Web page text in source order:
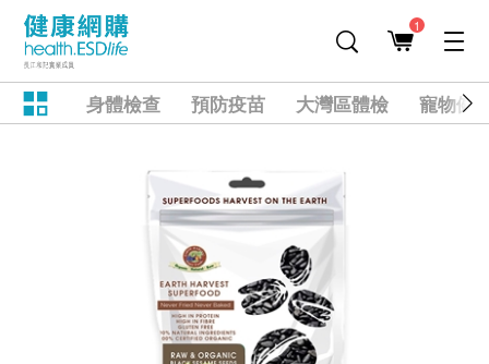
1
身體檢查 預防疫苗 大灣區體檢 寵物健